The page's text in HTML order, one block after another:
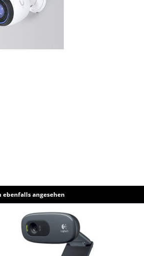
ebenfalls angesehen